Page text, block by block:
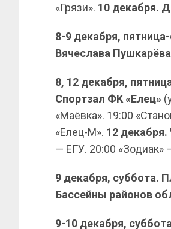
«Грязи». 10 декабря.
8-9 декабря,
Вячеслава
8, 12 декабря,
Спортзал ФК «Елец»
«Маёвка». 19:00
«Елец-М». 12
— ЕГУ. 20:00 «Зодиак»
9 декабря, суббота.
Бассейны районов
9-10 декабря,